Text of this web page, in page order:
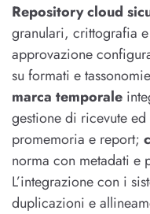
Repository cloud
granulari, crittografia
approvazione
su formati e
marca temporale
gestione di ricevute
promemoria e report;
norma con metadati e
L’integrazione con i
duplicazioni e